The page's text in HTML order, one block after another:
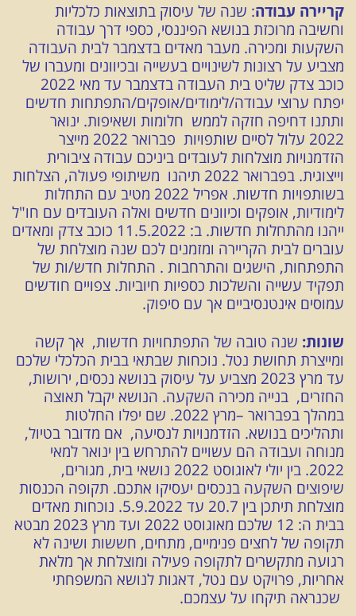
קריירה עבודה: שנה של עיסוק בתוצאות כלכליות
וחשיבה מרוכזת בנושא הפיננסי, כספי דרך עבודה
השקעות ומכירה. מעבר מאדים בדצמבר לבית העבודה
מצביע על רצונות לשינויים בעשייה ובכיוונים ומעברו של
כוכב צדק שליט בית העבודה בדצמבר עד מאי 2022
יפתח ערוצי עבודה/לימודים/אופקים/התפתחות חדשים
ותתנו דחיפה חזקה לממש חלומות ושאיפות. ינואר
2022 עלול לסיים שותפויות פברואר 2022 מייצר
הזדמנויות מוצלחות לעובדים ביניכם עבודה ציבורית
וייצוגית. בפברואר 2022 תיהנו משיתופי פעולה, הצלחות
בשותפויות חדשות. אפריל 2022 מטיב עם התחלות
לימודיות, אופקים וכיוונים חדשים ואלה העובדים עם חו"ל
ייהנו מהתחלות חדשות. ב: 11.5.2022 כוכב צדק ומאדים
עוברים לבית הקריירה ומזמנים לכם שנה מוצלחת של
התפתחות, הישגים והתרחבות . התחלות חדש/ות של
תפקיד עשייה והשלכות כספיות חיוביות. צפויים חודשים
עמוסים אינטנסיביים אך עם סיפוק.
שונות: שנה טובה של התפתחויות חדשות, אך קשה
ומייצרת תחושת נטל. נוכחות שבתאי בבית הכלכלי שלכם
עד מרץ 2023 מצביע על עיסוק בנושא נכסים, ירושות,
החזרים, בנייה מכירה השקעה. הנושא יקבל תאוצה
במהלך בפברואר –מרץ 2022. שם יפלו החלטות
ותהליכים בנושא. הזדמנויות לנסיעה, אם מדובר בטיול,
מנוחה ועבודה הם עשויים להתרחש בין ינואר למאי
2022. בין יולי לאוגוסט 2022 נושאי בית, מגורים,
שיפוצים השקעה בנכסים יעסיקו אתכם. תקופה הכנסות
מוצלחת תיתכן בין 20.7 עד 5.9.2022. נוכחות מאדים
בבית ה: 12 שלכם מאוגוסט 2022 ועד מרץ 2023 מבטא
תקופה של לחצים פנימיים, מתחים, חששות ושינה לא
רגועה מתקשרים לתקופה פעילה ומוצלחת אך מלאת
אחריות, פרויקט עם נטל, דאגות לנושא המשפחתי
שכנראה תיקחו על עצמכם.